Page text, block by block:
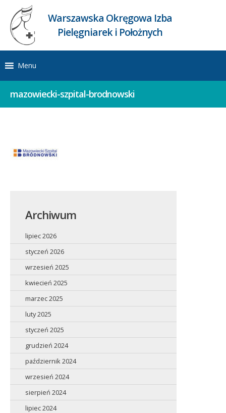
Warszawska Okręgowa Izba
Pielęgniarek i Położnych
Menu
mazowiecki-szpital-brodnowski
Archiwum
lipiec 2026
styczeń 2026
wrzesień 2025
kwiecień 2025
marzec 2025
luty 2025
styczeń 2025
grudzień 2024
październik 2024
wrzesień 2024
sierpień 2024
lipiec 2024